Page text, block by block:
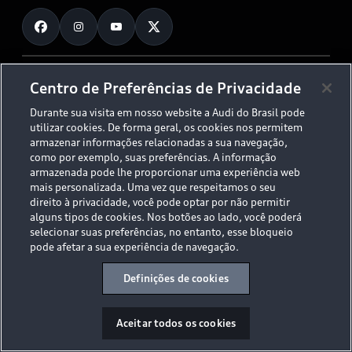
Planejamento de recarga
O Legado do S
Audi Driving Experience
ESG
Tecnologias Audi
Audi Collection
Fale Conosco
Trabalhe Conosco
© 2026 AUDI AG. All Rights Reserved.
Políticas de Privacidade
Código de Conduta
Aviso Legal
Proteção de Dados - LGPD
Sala de Imprensa
Desacelere. Seu bem maior é a vida.
Centro de Preferências de Privacidade
Durante sua visita em nosso website a Audi do Brasil pode
utilizar cookies. De forma geral, os cookies nos permitem
armazenar informações relacionadas a sua navegação,
como por exemplo, suas preferências. A informação
armazenada pode lhe proporcionar uma experiência web
mais personalizada. Uma vez que respeitamos o seu
direito à privacidade, você pode optar por não permitir
alguns tipos de cookies. Nos botões ao lado, você poderá
selecionar suas preferências, no entanto, esse bloqueio
pode afetar a sua experiência de navegação.
Definições de cookies
Aceitar todos os cookies